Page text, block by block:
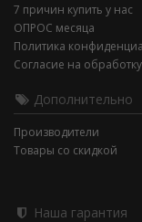
7 причин купить у нас
ОПРОС месяца
Политика
Согласие на
Дополнительно
Производители
Товары со скидкой
Наша гарантия